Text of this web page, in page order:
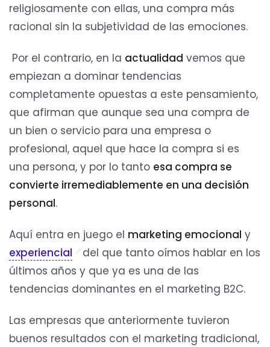
religiosamente con ellas, una compra más
racional sin la subjetividad de las emociones.
Por el contrario, en la actualidad vemos que
empiezan a dominar tendencias
completamente opuestas a este pensamiento,
que afirman que aunque sea una compra de
un bien o servicio para una empresa o
profesional, aquel que hace la compra si es
una persona, y por lo tanto esa compra se
convierte irremediablemente en una decisión
personal.
Aquí entra en juego el marketing emocional y
experiencial del que tanto oímos hablar en los
últimos años y que ya es una de las
tendencias dominantes en el marketing B2C.
Las empresas que anteriormente tuvieron
buenos resultados con el marketing tradicional,